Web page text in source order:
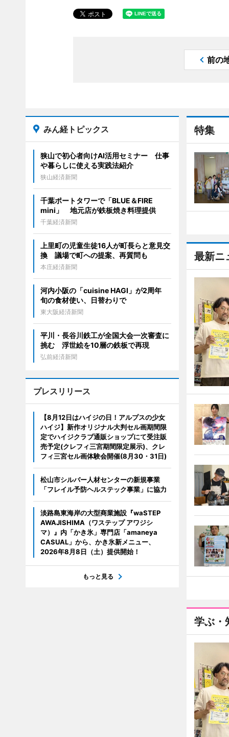
前の
特集
最新ニ
学ぶ・
みん経トピックス
狭山で初心者向けAI活用セミナー 仕事
や暮らしに使える実践法紹介
狭山経済新聞
千葉ポートタワーで「BLUE＆FIRE
mini」 地元店が鉄板焼き料理提供
千葉経済新聞
上里町の児童生徒16人が町長らと意見交
換 議場で町への提案、再質問も
本庄経済新聞
河内小阪の「cuisine HAGI」が2周年
旬の食材使い、日替わりで
東大阪経済新聞
平川・長谷川鉄工が全国大会一次審査に
挑む 浮世絵を10層の鉄板で再現
弘前経済新聞
プレスリリース
【8月12日はハイジの日！アルプスの少女
ハイジ】新作オリジナル大判セル画期間限
定でハイジクラブ通販ショップにて受注販
売予定(クレフィ三宮期間限定展示)、クレ
フィ三宮セル画体験会開催(8月30・31日)
松山市シルバー人材センターの新規事業
「フレイル予防ヘルステック事業」に協力
淡路島東海岸の大型商業施設『waSTEP
AWAJISHIMA（ワステップ アワジシ
マ）』内「かき氷」専門店「amaneya
CASUAL」から、かき氷新メニュー、
2026年8月8日（土）提供開始！
もっと見る